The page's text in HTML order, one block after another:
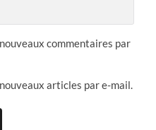
commentaires par
articles par e-mail.